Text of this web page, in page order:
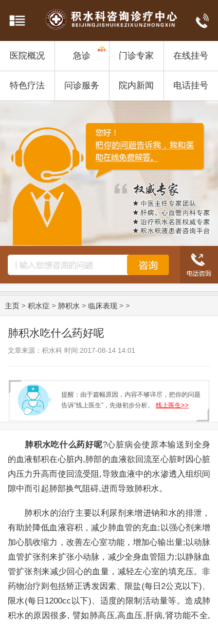
医院概况 急诊 门诊专家 在线挂号
特色疗法 问诊服务 院内新闻 电话挂号
主页 > 积水症 > 肺积水 > 临床表现 > >
肺积水吃什么药好呢
文章来源：积水科 时间:2017-08-14 14:01
提醒：由于篇幅原因，内容不够详尽，把你的问题
告诉“线上医生”，先做初步分析。 线上医生>>
肺积水吃什么药好呢?心脏病会使原本输送到全身
的血液郁积在心脏内,肺部的血液欲回流至心脏时因心脏
内压力升高而使回流受阻,导致血液中的水渗透入组织间
隙中而引起肺部换气阻碍,进而导致肺积水。
肺积水的治疗主要以利尿剂来增进钠和水的排泄，
有助於降低血液容积，减少肺血管的充血;以强心剂来增
加心肌收缩力，改善左心室功能，增加心输出量;以动脉
血管扩张剂来扩张小动脉，减少全身血管阻力;以静脉血
管扩张剂来减少回心的血量，减轻左心室的填充压。非
药物治疗则包括矫正诱发因素、限盐(每日2公克以下)、
限水(每日1200cc以下)、适度的限制活动量等。造成肺
积水的原因很多, 譬如肺高压,高血压,肝病,肾功能不全,